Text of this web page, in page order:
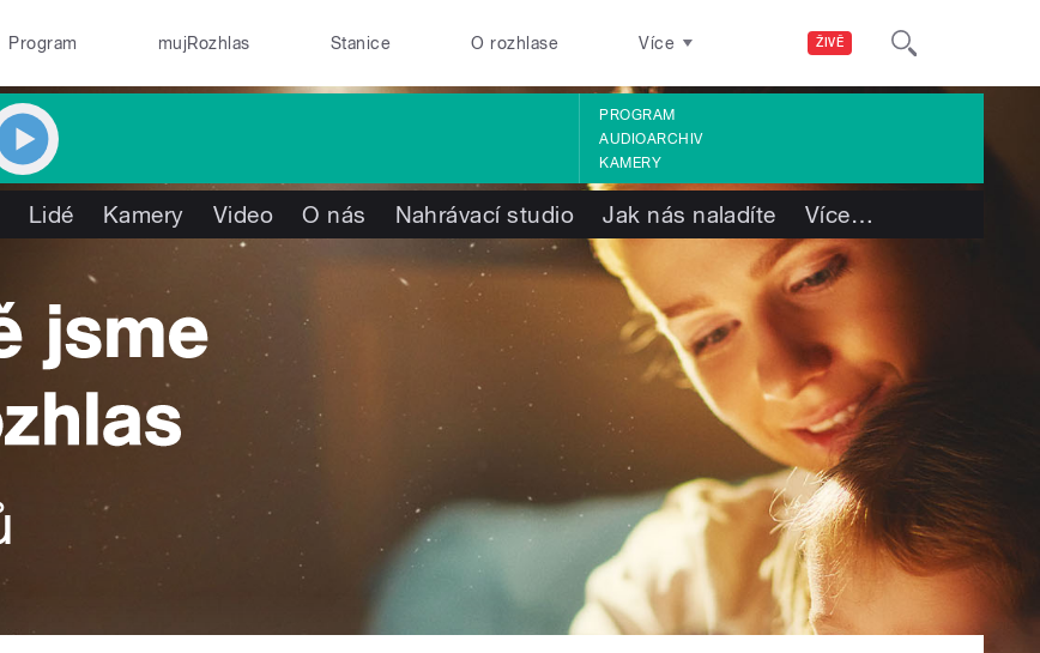
ŽIVĚ
Program mujRozhlas Stanice O rozhlase Více
PROGRAM
AUDIOARCHIV
KAMERY
Lidé Kamery Video O nás Nahrávací studio Jak nás naladíte Více…